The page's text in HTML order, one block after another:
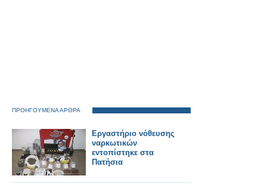
ΠΡΟΗΓΟΥΜΕΝΑ ΑΡΘΡΑ
Εργαστήριο νόθευσης
ναρκωτικών
εντοπίστηκε στα
Πατήσια